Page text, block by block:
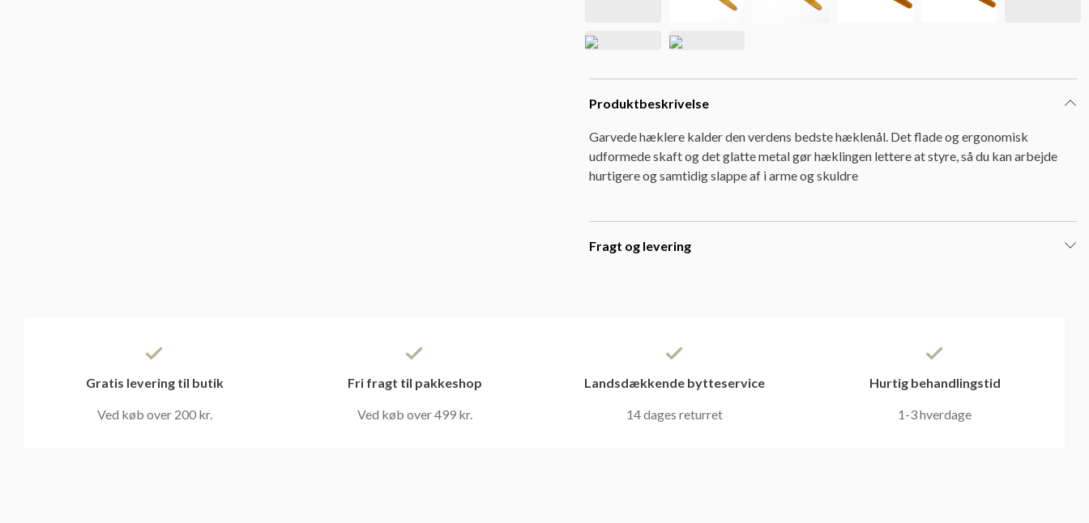
Produktbeskrivelse
Garvede hæklere kalder den verdens bedste hæklenål. Det flade og ergonomisk
udformede skaft og det glatte metal gør hæklingen lettere at styre, så du kan arbejde
hurtigere og samtidig slappe af i arme og skuldre
Fragt og levering
Gratis levering til butik
Ved køb over 200 kr.
Fri fragt til pakkeshop
Ved køb over 499 kr.
Landsdækkende bytteservice
14 dages returret
Hurtig behandlingstid
1-3 hverdage